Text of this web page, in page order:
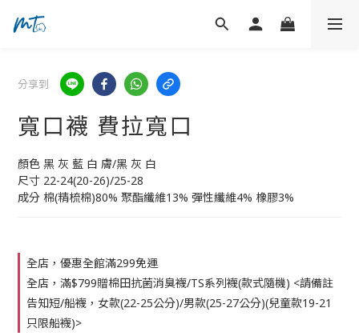
分享到
寬口襪 費拉寬口
顏色 黑 灰 藍 白 膚/黑 灰 白
尺寸 22-24(20-26)/25-28
成分 棉(精梳棉)80% 聚酯纖維13% 彈性纖維4% 橡膠3%
全店，優惠全館滿299免運
全店，滿$799贈棉田抗菌消臭襪/TS系列襪(款式隨機) <請備註
告知短/船襪，女款(22-25公分)/男款(25-27公分)(兒童款19-21
只限船襪)>